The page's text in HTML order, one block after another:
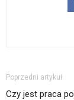
Poprzedni artykuł
Czy jest praca po